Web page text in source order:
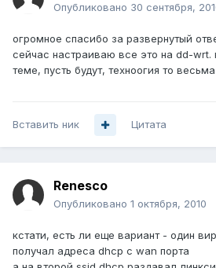
Опубликовано 30 сентября,
огромное спасибо за развернутый
сейчас настраиваю все это на dd-wrt.
теме, пусть будут, техноогия то
Вставить ник Цитата
Renesco
Опубликовано 1 октября, 2010
кстати, есть ли еще вариант - один
получал адреса dhcp с wan порта